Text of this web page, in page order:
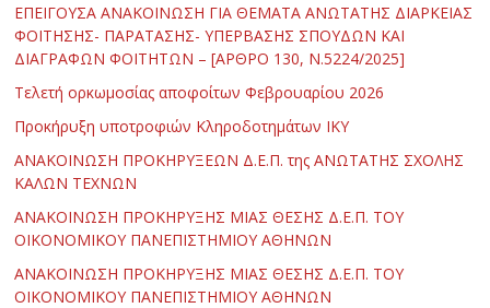
ΕΠΕΙΓΟΥΣΑ ΑΝΑΚΟΙΝΩΣΗ ΓΙΑ ΘΕΜΑΤΑ ΑΝΩΤΑΤΗΣ ΔΙΑΡΚΕΙΑΣ
ΦΟΙΤΗΣΗΣ- ΠΑΡΑΤΑΣΗΣ- ΥΠΕΡΒΑΣΗΣ ΣΠΟΥΔΩΝ ΚΑΙ
ΔΙΑΓΡΑΦΩΝ ΦΟΙΤΗΤΩΝ – [ΑΡΘΡΟ 130, Ν.5224/2025]
Τελετή ορκωμοσίας αποφοίτων Φεβρουαρίου 2026
Προκήρυξη υποτροφιών Κληροδοτημάτων ΙΚΥ
ΑΝΑΚΟΙΝΩΣΗ ΠΡΟΚΗΡΥΞΕΩΝ Δ.Ε.Π. της ΑΝΩΤΑΤΗΣ ΣΧΟΛΗΣ
ΚΑΛΩΝ ΤΕΧΝΩΝ
ΑΝΑΚΟΙΝΩΣΗ ΠΡΟΚΗΡΥΞΗΣ ΜΙΑΣ ΘΕΣΗΣ Δ.Ε.Π. ΤΟΥ
ΟΙΚΟΝΟΜΙΚΟΥ ΠΑΝΕΠΙΣΤΗΜΙΟΥ ΑΘΗΝΩΝ
ΑΝΑΚΟΙΝΩΣΗ ΠΡΟΚΗΡΥΞΗΣ ΜΙΑΣ ΘΕΣΗΣ Δ.Ε.Π. ΤΟΥ
ΟΙΚΟΝΟΜΙΚΟΥ ΠΑΝΕΠΙΣΤΗΜΙΟΥ ΑΘΗΝΩΝ